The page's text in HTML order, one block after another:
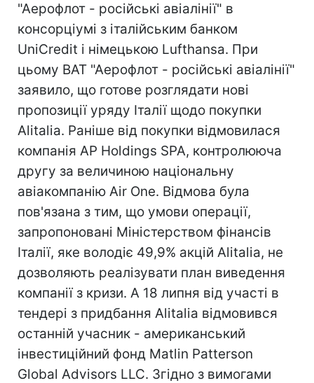
"Аерофлот - російські авіалінії" в
консорціумі з італійським банком
UniCredit і німецькою Lufthansa. При
цьому ВАТ "Аерофлот - російські авіалінії"
заявило, що готове розглядати нові
пропозиції уряду Італії щодо покупки
Alitalia. Раніше від покупки відмовилася
компанія AP Holdings SPA, контролююча
другу за величиною національну
авіакомпанію Air One. Відмова була
пов'язана з тим, що умови операції,
запропоновані Міністерством фінансів
Італії, яке володіє 49,9% акцій Alitalia, не
дозволяють реалізувати план виведення
компанії з кризи. А 18 липня від участі в
тендері з придбання Alitalia відмовився
останній учасник - американський
інвестиційний фонд Matlin Patterson
Global Advisors LLC. Згідно з вимогами